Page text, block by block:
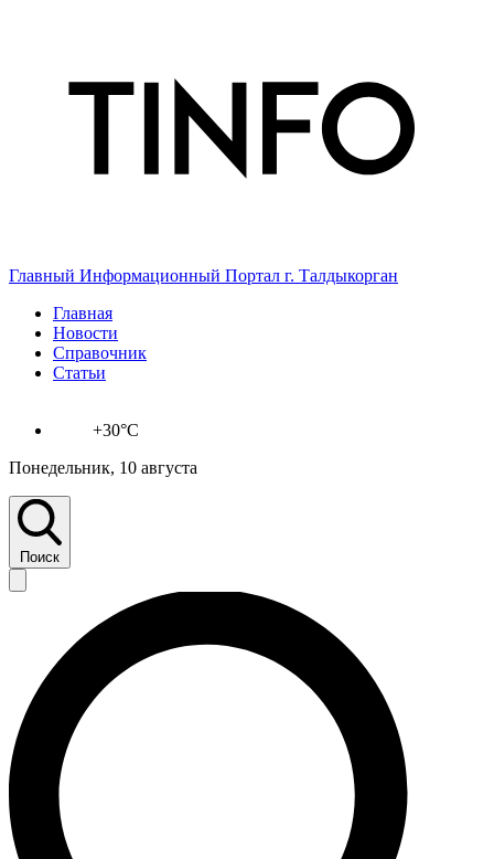
Главный Информационный Портал г. Талдыкорган
Главная
Новости
Справочник
Статьи
+30°C
Понедельник, 10 августа
Поиск